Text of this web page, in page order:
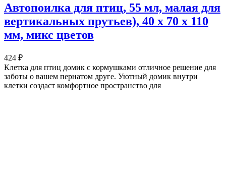
Автопоилка для птиц, 55 мл, малая для
вертикальных прутьев), 40 х 70 х 110
мм, микс цветов
424 ₽
Клетка для птиц домик с кормушками отличное решение для
заботы о вашем пернатом друге. Уютный домик внутри
клетки создаст комфортное пространство для